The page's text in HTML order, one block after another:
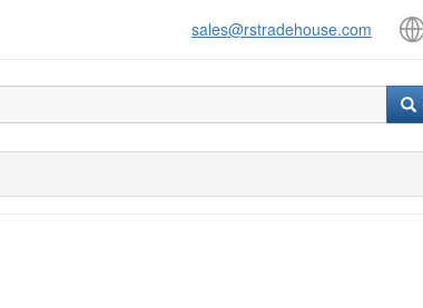
sales@rstradehouse.com